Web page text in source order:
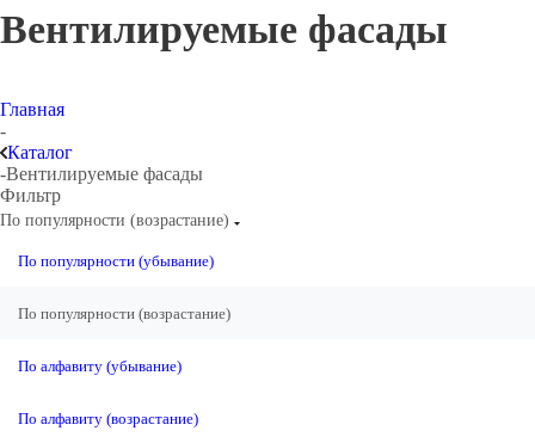
Вентилируемые фасады
Главная
-
Каталог
-Вентилируемые фасады
Фильтр
По популярности (возрастание)
По популярности (убывание)
По популярности (возрастание)
По алфавиту (убывание)
По алфавиту (возрастание)